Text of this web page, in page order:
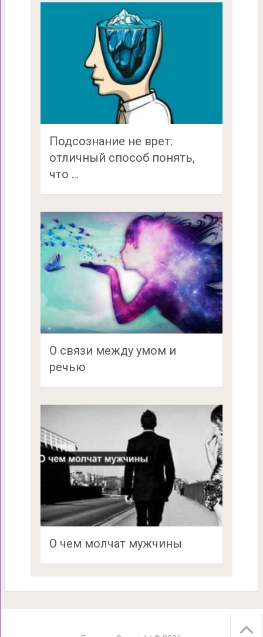
Подсознание не врет:
отличный способ понять,
что …
О связи между умом и
речью
О чем молчат мужчины